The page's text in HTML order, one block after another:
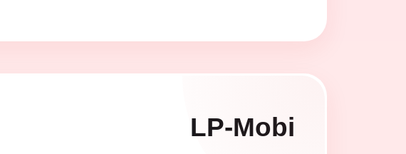
LP-Mobi